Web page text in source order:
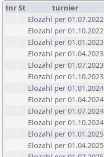
tnrSt turnier
Elozahl per 01.07.2022
Elozahl per 01.10.2022
Elozahl per 01.01.2023
Elozahl per 01.04.2023
Elozahl per 01.07.2023
Elozahl per 01.10.2023
Elozahl per 01.01.2024
Elozahl per 01.04.2024
Elozahl per 01.07.2024
Elozahl per 01.10.2024
Elozahl per 01.01.2025
Elozahl per 01.04.2025